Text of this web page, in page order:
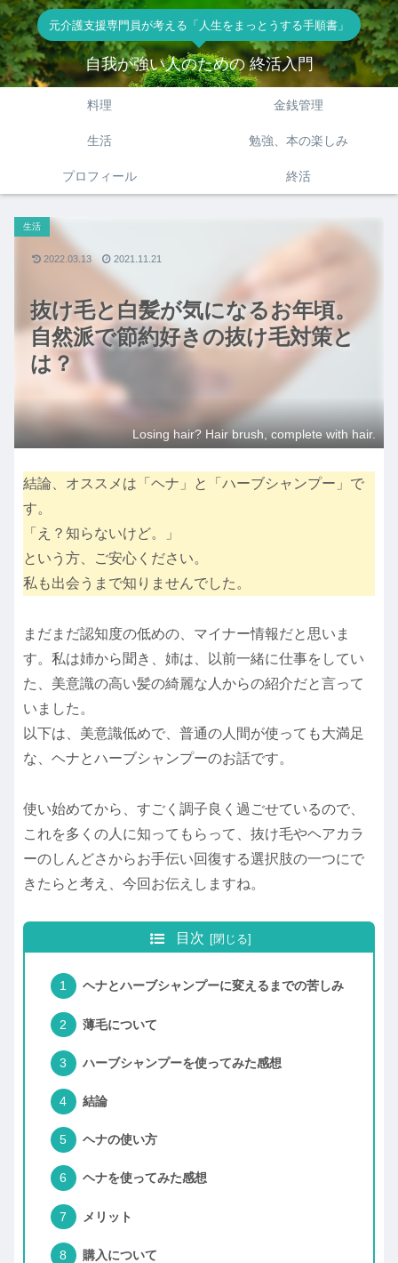
元介護支援専門員が考える「人生をまっとうする手順書」
自我が強い人のための 終活入門
料理 金銭管理
生活 勉強、本の楽しみ
プロフィール 終活
抜け毛と白髪が気になるお年頃。
自然派で節約好きの抜け毛対策と
は？
生活
Losing hair? Hair brush, complete with hair.
2022.03.13 2021.11.21
結論、オススメは「ヘナ」と「ハーブシャンプー」で
す。
「え？知らないけど。」
という方、ご安心ください。
私も出会うまで知りませんでした。
まだまだ認知度の低めの、マイナー情報だと思いま
す。私は姉から聞き、姉は、以前一緒に仕事をしてい
た、美意識の高い髪の綺麗な人からの紹介だと言って
いました。
以下は、美意識低めで、普通の人間が使っても大満足
な、ヘナとハーブシャンプーのお話です。
使い始めてから、すごく調子良く過ごせているので、
これを多くの人に知ってもらって、抜け毛やヘアカラ
ーのしんどさからお手伝い回復する選択肢の一つにで
きたらと考え、今回お伝えしますね。
目次
ヘナとハーブシャンプーに変えるまでの苦しみ
薄毛について
ハーブシャンプーを使ってみた感想
結論
ヘナの使い方
ヘナを使ってみた感想
メリット
購入について